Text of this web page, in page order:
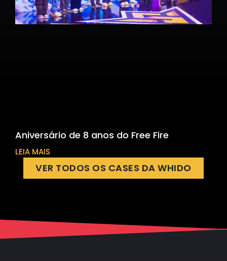
Aniversário de 8 anos do Free Fire
LEIA MAIS
VER TODOS OS CASES DA WHIDO